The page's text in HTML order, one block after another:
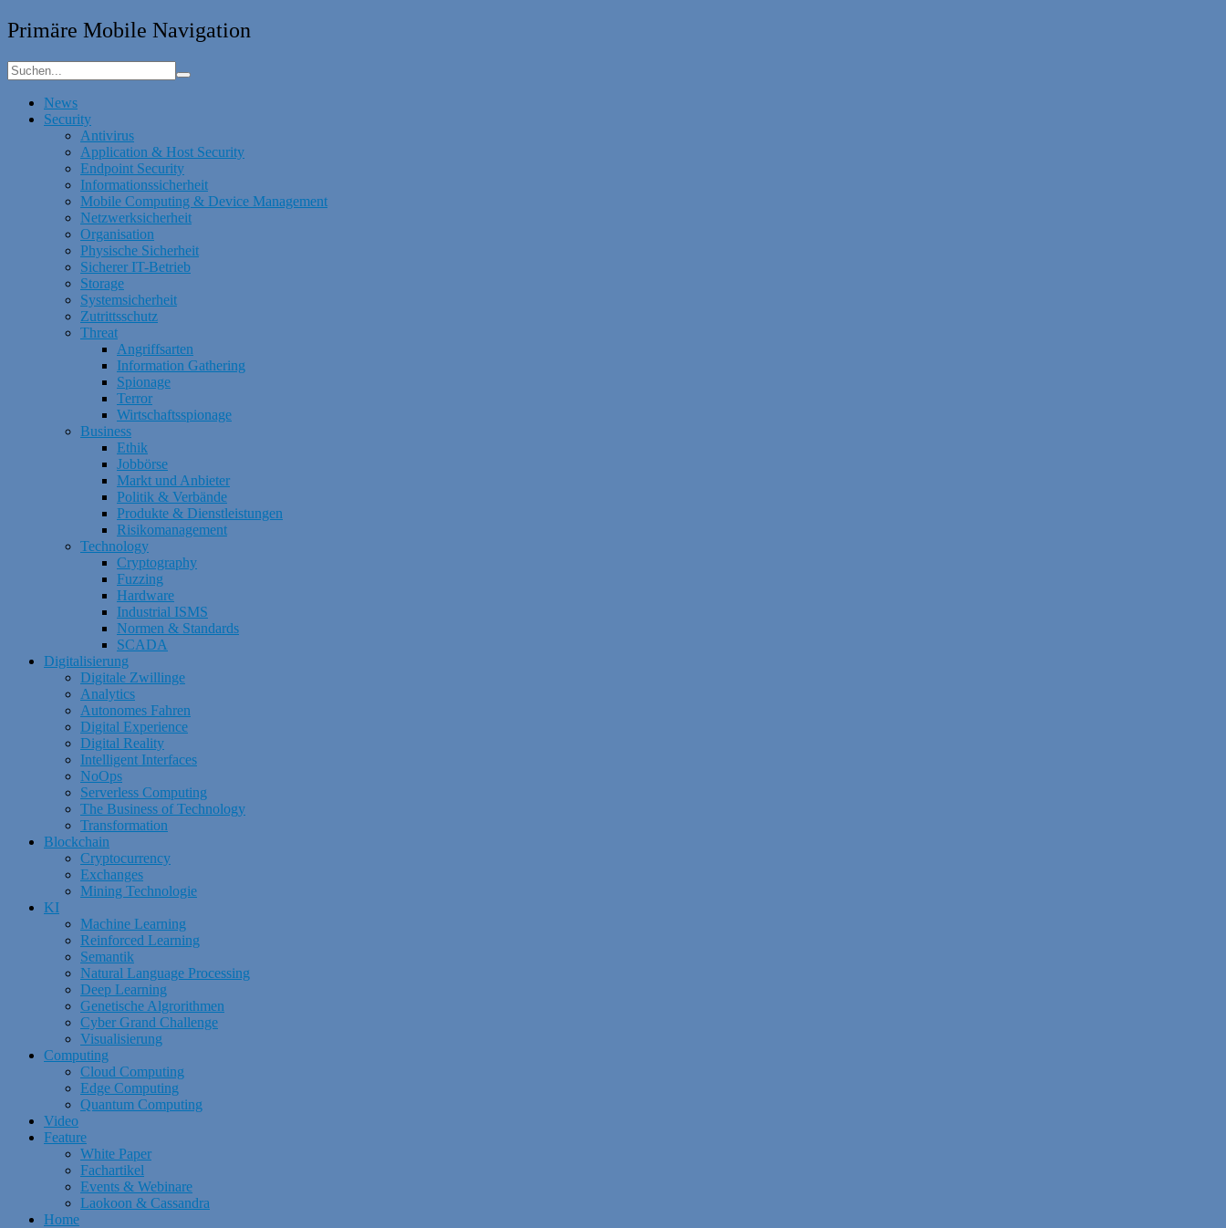
Primäre Mobile Navigation
News
Security
Antivirus
Application & Host Security
Endpoint Security
Informationssicherheit
Mobile Computing & Device Management
Netzwerksicherheit
Organisation
Physische Sicherheit
Sicherer IT-Betrieb
Storage
Systemsicherheit
Zutrittsschutz
Threat
Angriffsarten
Information Gathering
Spionage
Terror
Wirtschaftsspionage
Business
Ethik
Jobbörse
Markt und Anbieter
Politik & Verbände
Produkte & Dienstleistungen
Risikomanagement
Technology
Cryptography
Fuzzing
Hardware
Industrial ISMS
Normen & Standards
SCADA
Digitalisierung
Digitale Zwillinge
Analytics
Autonomes Fahren
Digital Experience
Digital Reality
Intelligent Interfaces
NoOps
Serverless Computing
The Business of Technology
Transformation
Blockchain
Cryptocurrency
Exchanges
Mining Technologie
KI
Machine Learning
Reinforced Learning
Semantik
Natural Language Processing
Deep Learning
Genetische Algrorithmen
Cyber Grand Challenge
Visualisierung
Computing
Cloud Computing
Edge Computing
Quantum Computing
Video
Feature
White Paper
Fachartikel
Events & Webinare
Laokoon & Cassandra
Home